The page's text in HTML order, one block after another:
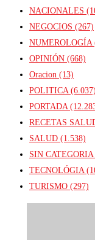
NACIONALES
NEGOCIOS (267)
NUMEROLOGÍA
OPINIÓN (668)
Oracion (13)
POLITICA (6.037)
PORTADA
RECETAS
SALUD (1.538)
SIN CATEGORIA
TECNOLÓGIA
TURISMO (297)